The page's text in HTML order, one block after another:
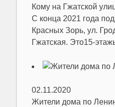
Кому на Гжатской
С конца 2021 года
Красных Зорь, ул.
Гжатская. Это15-
02.11.2020
Жители дома по